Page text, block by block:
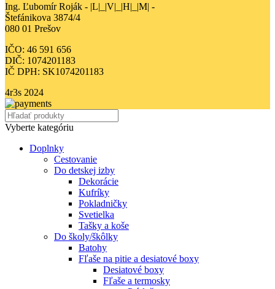
Ing. Ľubomír Roják - |L|_|V|_|H|_|M| -
Štefánikova 3874/4
080 01 Prešov
IČO: 46 591 656
DIČ: 1074201183
IČ DPH: SK1074201183
4r3s 2024
Vyberte kategóriu
Doplnky
Cestovanie
Do detskej izby
Dekorácie
Kufríky
Pokladničky
Svetielka
Tašky a koše
Do školy/škôlky
Batohy
Fľaše na pitie a desiatové boxy
Desiatové boxy
Fľaše a termosky